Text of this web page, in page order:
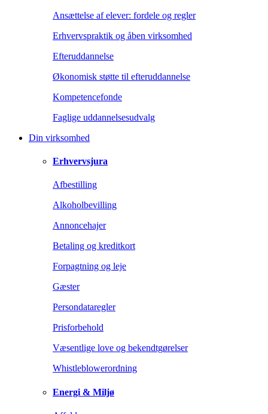
Ansættelse af elever: fordele og regler
Erhvervspraktik og åben virksomhed
Efteruddannelse
Økonomisk støtte til efteruddannelse
Kompetencefonde
Faglige uddannelsesudvalg
Din virksomhed
Erhvervsjura
Afbestilling
Alkoholbevilling
Annoncehajer
Betaling og kreditkort
Forpagtning og leje
Gæster
Persondataregler
Prisforbehold
Væsentlige love og bekendtgørelser
Whistleblowerordning
Energi & Miljø